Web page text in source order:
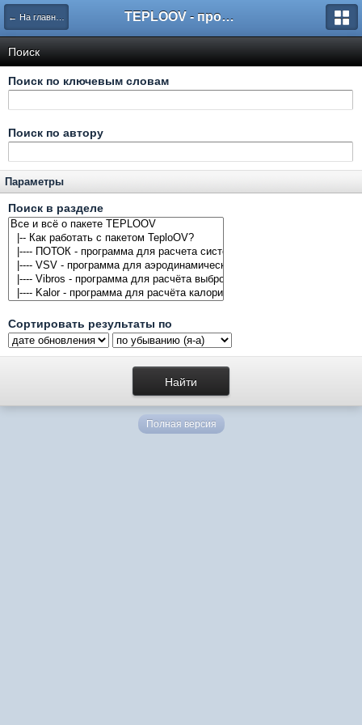
← На главную TEPLOOV - программный комплекс для расчёта систем отопления и вентиляции
Поиск
Поиск по ключевым словам
Поиск по автору
Параметры
Поиск в разделе
Сортировать результаты по
Полная версия